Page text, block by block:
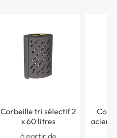
Corbeille tri sélectif 2
x 60 litres
acier -